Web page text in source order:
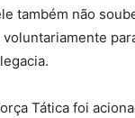
também não
Tática foi